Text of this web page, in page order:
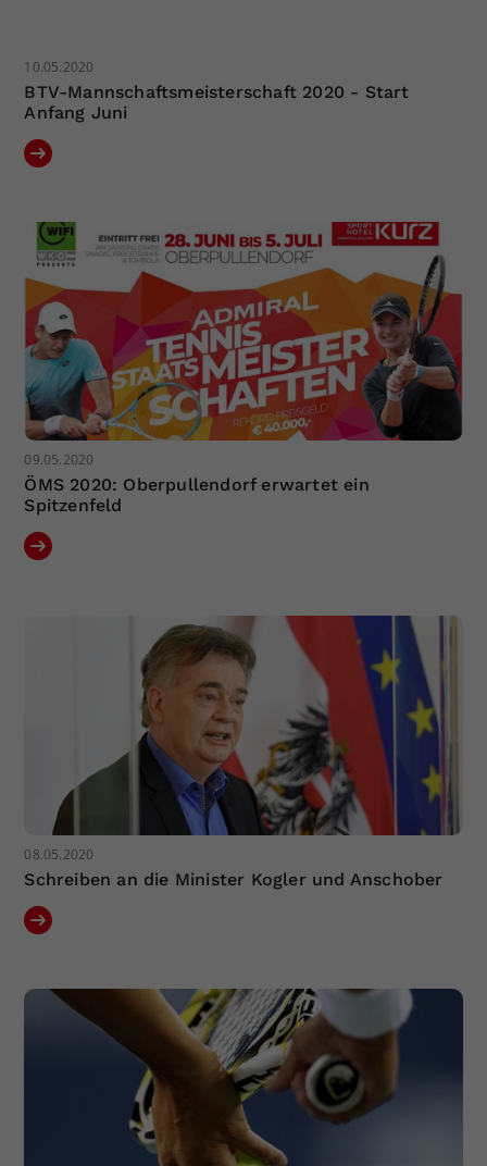
10.05.2020
BTV-Mannschaftsmeisterschaft 2020 - Start
Anfang Juni
09.05.2020
ÖMS 2020: Oberpullendorf erwartet ein
Spitzenfeld
08.05.2020
Schreiben an die Minister Kogler und Anschober